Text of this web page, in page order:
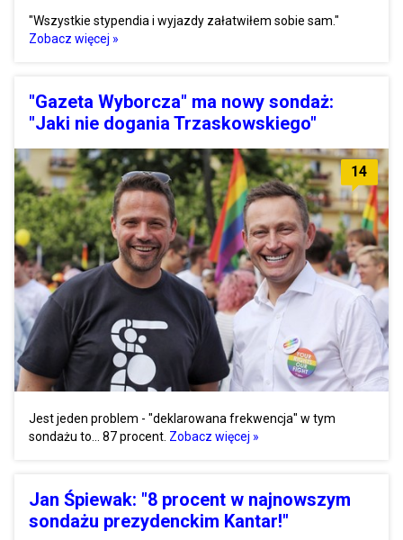
"Wszystkie stypendia i wyjazdy załatwiłem sobie sam."
Zobacz więcej »
"Gazeta Wyborcza" ma nowy sondaż:
"Jaki nie dogania Trzaskowskiego"
14
Jest jeden problem - "deklarowana frekwencja" w tym
sondażu to… 87 procent. Zobacz więcej »
Jan Śpiewak: "8 procent w najnowszym
sondażu prezydenckim Kantar!"